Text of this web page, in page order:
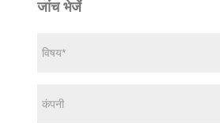
जांच भेजें